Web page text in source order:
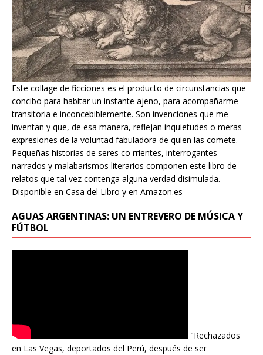
Este collage de ficciones es el producto de circunstancias que
concibo para habitar un instante ajeno, para acompañarme
transitoria e inconcebiblemente. Son invenciones que me
inventan y que, de esa manera, reflejan inquietudes o meras
expresiones de la voluntad fabuladora de quien las comete.
Pequeñas historias de seres co rrientes, interrogantes
narrados y malabarismos literarios componen este libro de
relatos que tal vez contenga alguna verdad disimulada.
Disponible en Casa del Libro y en Amazon.es
AGUAS ARGENTINAS: UN ENTREVERO DE MÚSICA Y
FÚTBOL
"Rechazados
en Las Vegas, deportados del Perú, después de ser